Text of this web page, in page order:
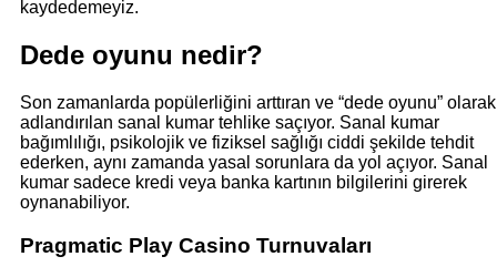
kaydedemeyiz.
Dede oyunu nedir?
Son zamanlarda popülerliğini arttıran ve “dede oyunu” olarak
adlandırılan sanal kumar tehlike saçıyor. Sanal kumar
bağımlılığı, psikolojik ve fiziksel sağlığı ciddi şekilde tehdit
ederken, aynı zamanda yasal sorunlara da yol açıyor. Sanal
kumar sadece kredi veya banka kartının bilgilerini girerek
oynanabiliyor.
Pragmatic Play Casino Turnuvaları